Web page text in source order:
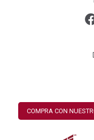
COMPRA CON